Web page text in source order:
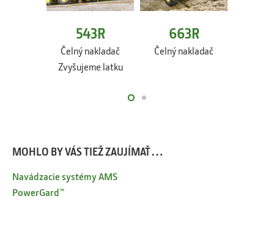
543R
Čelný nakladač
Zvyšujeme latku
663R
Čelný nakladač
MOHLO BY VÁS TIEŽ ZAUJÍMAŤ…
Navádzacie systémy AMS
PowerGard™